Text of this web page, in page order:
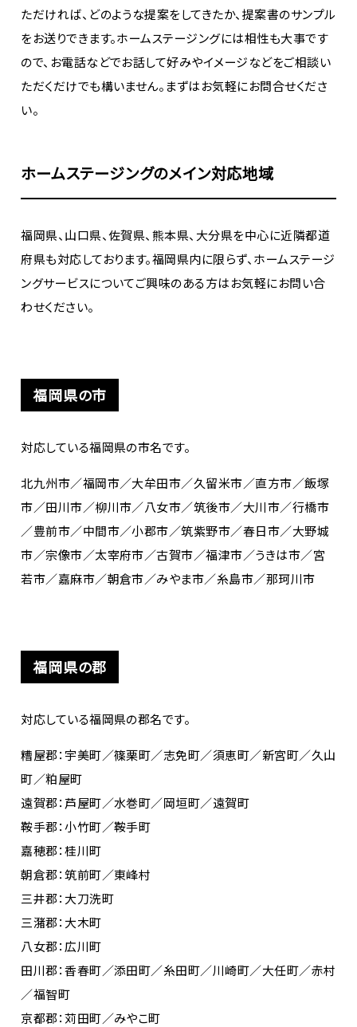
ただければ、どのような提案をしてきたか、提案書のサンプル
をお送りできます。ホームステージングには相性も大事です
ので、お電話などでお話して好みやイメージなどをご相談い
ただくだけでも構いません。まずはお気軽にお問合せくださ
い。
ホームステージングのメイン対応地域
福岡県、山口県、佐賀県、熊本県、大分県を中心に近隣都道
府県も対応しております。福岡県内に限らず、ホームステージ
ングサービスについてご興味のある方はお気軽にお問い合
わせください。
福岡県の市
対応している福岡県の市名です。
北九州市／福岡市／大牟田市／久留米市／直方市／飯塚
市／田川市／柳川市／八女市／筑後市／大川市／行橋市
／豊前市／中間市／小郡市／筑紫野市／春日市／大野城
市／宗像市／太宰府市／古賀市／福津市／うきは市／宮
若市／嘉麻市／朝倉市／みやま市／糸島市／那珂川市
福岡県の郡
対応している福岡県の郡名です。
糟屋郡：宇美町／篠栗町／志免町／須恵町／新宮町／久山
町／粕屋町
遠賀郡：芦屋町／水巻町／岡垣町／遠賀町
鞍手郡：小竹町／鞍手町
嘉穂郡：桂川町
朝倉郡：筑前町／東峰村
三井郡：大刀洗町
三潴郡：大木町
八女郡：広川町
田川郡：香春町／添田町／糸田町／川崎町／大任町／赤村
／福智町
京都郡：苅田町／みやこ町